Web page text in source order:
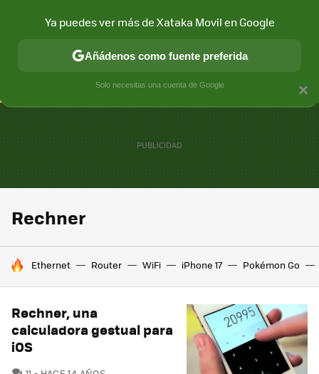
CONECTIVIDAD MÓVIL Y SOCIEDAD APLICACIONES
Rechner
HOY SE HABLA DE
Ethernet Router WiFi iPhone 17 Pokémon Go
Rechner, una
calculadora gestual para
iOS
COMENTARIOS
×
Ya puedes ver más de Xataka Movil en Google
Añádenos como fuente preferida
Solo necesitas una cuenta de Google